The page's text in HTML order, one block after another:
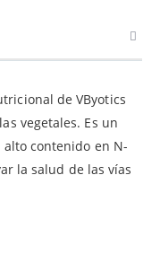
de VByotics
vegetales. Es un
contenido en N-
la salud de las vías